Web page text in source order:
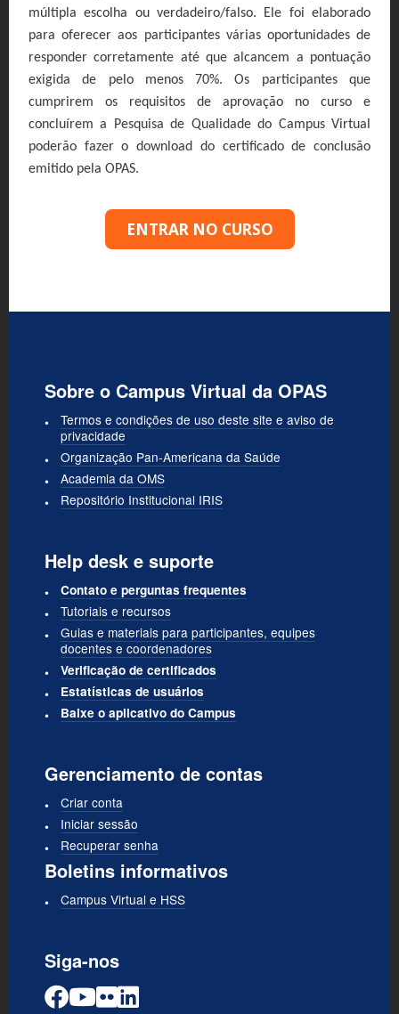
múltipla escolha ou verdadeiro/falso. Ele foi elaborado
para oferecer aos participantes várias oportunidades de
responder corretamente até que alcancem a pontuação
exigida de pelo menos 70%. Os participantes que
cumprirem os requisitos de aprovação no curso e
concluírem a Pesquisa de Qualidade do Campus Virtual
poderão fazer o download do certificado de conclusão
emitido pela OPAS.
ENTRAR NO CURSO
Sobre o Campus Virtual da OPAS
Termos e condições de uso deste site e aviso de
privacidade
Organização Pan-Americana da Saúde
Academia da OMS
Repositório Institucional IRIS
Help desk e suporte
Contato e perguntas frequentes
Tutoriais e recursos
Guias e materiais para participantes, equipes
docentes e coordenadores
Verificação de certificados
Estatísticas de usuários
Baixe o aplicativo do Campus
Gerenciamento de contas
Criar conta
Iniciar sessão
Recuperar senha
Boletins informativos
Campus Virtual e HSS
Siga-nos